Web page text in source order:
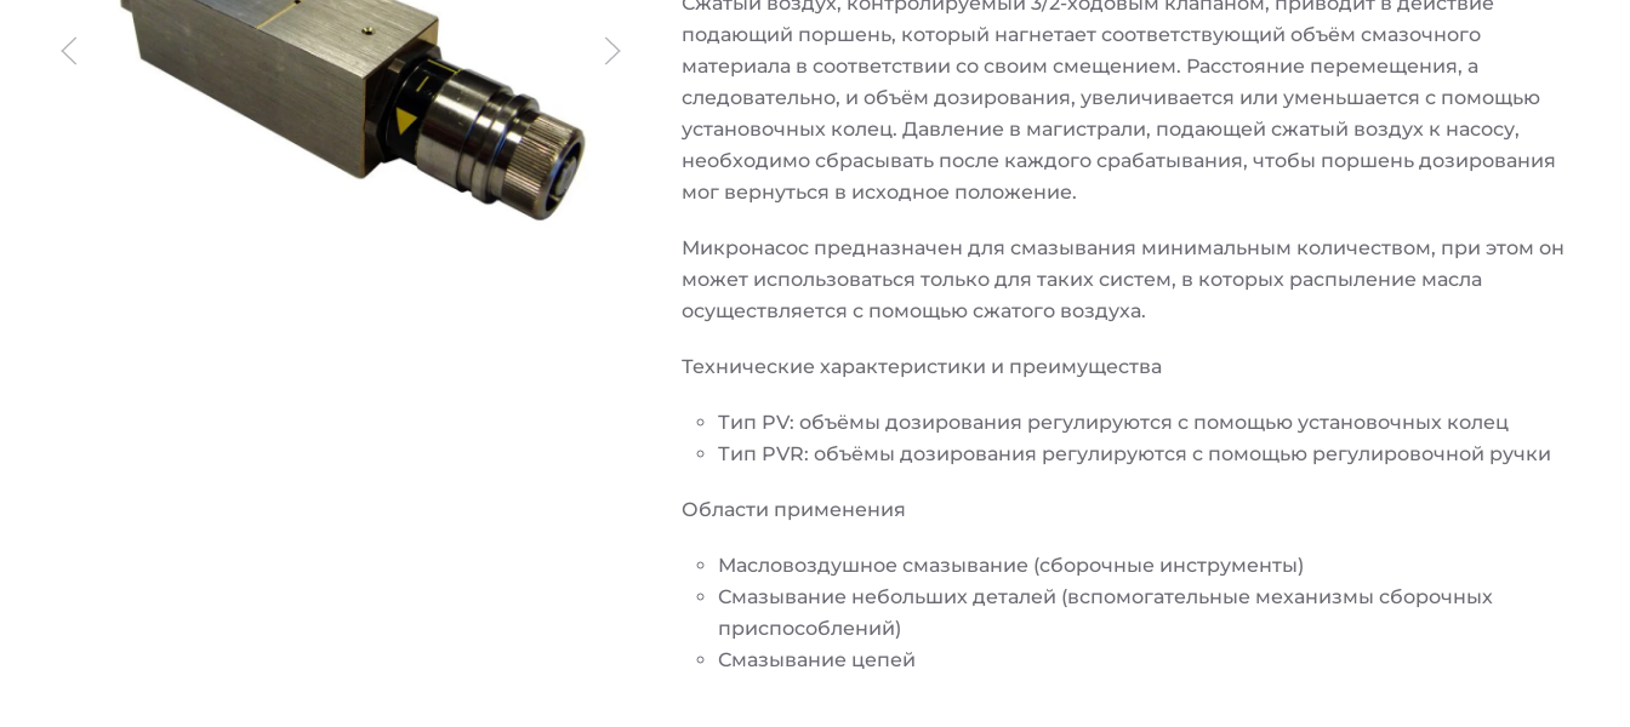
подающий поршень, который нагнетает соответствующий объём смазочного
материала в соответствии со своим смещением. Расстояние перемещения, а
следовательно, и объём дозирования, увеличивается или уменьшается с помощью
установочных колец. Давление в магистрали, подающей сжатый воздух к насосу,
необходимо сбрасывать после каждого срабатывания, чтобы поршень дозирования
мог вернуться в исходное положение.
Микронасос предназначен для смазывания минимальным количеством, при этом он
может использоваться только для таких систем, в которых распыление масла
осуществляется с помощью сжатого воздуха.
Технические характеристики и преимущества
Тип PV: объёмы дозирования регулируются с помощью установочных колец
Тип PVR: объёмы дозирования регулируются с помощью регулировочной ручки
Области применения
Масловоздушное смазывание (сборочные инструменты)
Смазывание небольших деталей (вспомогательные механизмы сборочных
приспособлений)
Смазывание цепей